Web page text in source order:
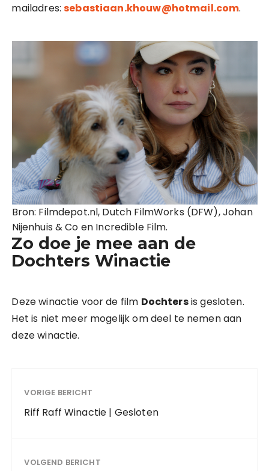
mailadres:sebastiaan.khouw@hotmail.com.
Bron: Filmdepot.nl, Dutch FilmWorks (DFW), Johan
Nijenhuis & Co en Incredible Film.
Zo doe je mee aan de
Dochters Winactie
Deze winactie voor de film Dochtersis gesloten.
Het is niet meer mogelijk om deel te nemen aan
deze winactie.
VORIGE BERICHT
Riff Raff Winactie | Gesloten
VOLGEND BERICHT